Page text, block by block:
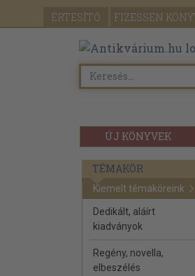
ÉRTESÍTŐ FIZESSEN
ÚJ KÖNYVEK
TÉMAKÖR
Kiemelt témaköreink
Dedikált, aláírt
kiadványok
Regény, novella,
elbeszélés